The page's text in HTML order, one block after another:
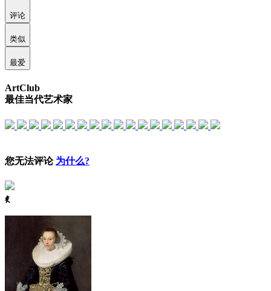
评论
类似
最爱
ArtClub
最佳当代艺术家
您无法评论 为什么?
ꈅ